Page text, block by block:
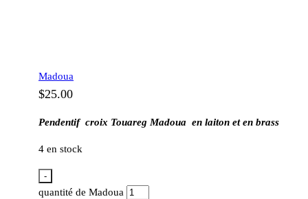
Madoua
$25.00
Pendentif croix Touareg Madoua en laiton et en brass
4 en stock
-
quantité de Madoua